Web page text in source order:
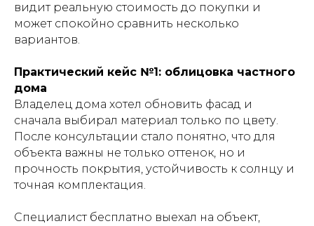
видит реальную стоимость до покупки и
может спокойно сравнить несколько
вариантов.
Практический кейс №1: облицовка частного
дома
Владелец дома хотел обновить фасад и
сначала выбирал материал только по цвету.
После консультации стало понятно, что для
объекта важны не только оттенок, но и
прочность покрытия, устойчивость к солнцу и
точная комплектация.
Специалист бесплатно выехал на объект,